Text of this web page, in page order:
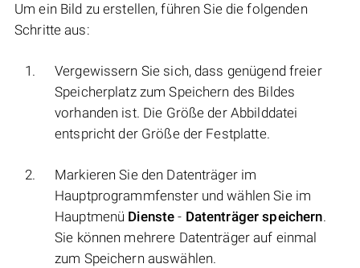
Um ein Bild zu erstellen, führen Sie die folgenden
Schritte aus:
Vergewissern Sie sich, dass genügend freier
Speicherplatz zum Speichern des Bildes
vorhanden ist. Die Größe der Abbilddatei
entspricht der Größe der Festplatte.
Markieren Sie den Datenträger im
Hauptprogrammfenster und wählen Sie im
Hauptmenü Dienste - Datenträger speichern.
Sie können mehrere Datenträger auf einmal
zum Speichern auswählen.